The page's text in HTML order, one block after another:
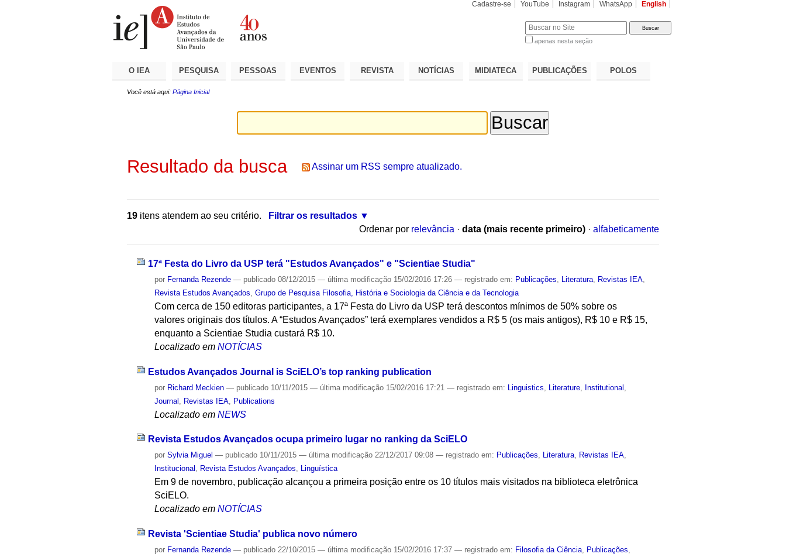
Cadastre-se YouTube Instagram WhatsApp English
apenas nesta seção
O IEA PESQUISA PESSOAS EVENTOS REVISTA NOTÍCIAS MIDIATECA PUBLICAÇÕES POLOS
Você está aqui: Página Inicial
Resultado da busca Assinar um RSS sempre atualizado.
19 itens atendem ao seu critério.
Filtrar os resultados
Ordenar por relevância · data (mais recente primeiro) · alfabeticamente
17ª Festa do Livro da USP terá "Estudos Avançados" e "Scientiae Studia"
por Fernanda Rezende — publicado 08/12/2015— última modificação 15/02/2016 17:26— registrado em: Publicações Literatura Revistas IEA
Revista Estudos Avançados ,Grupo de Pesquisa Filosofia, História e Sociologia da Ciência e da Tecnologia
Com cerca de 150 editoras participantes, a 17ª Festa do Livro da USP terá descontos mínimos de 50% sobre os
valores originais dos títulos. A “Estudos Avançados” terá exemplares vendidos a R$ 5 (os mais antigos), R$ 10 e R$ 15,
enquanto a Scientiae Studia custará R$ 10.
Localizado em NOTÍCIAS
Estudos Avançados Journal is SciELO’s top ranking publication
por Richard Meckien — publicado 10/11/2015— última modificação 15/02/2016 17:21— registrado em: Linguistics Literature Institutional
Journal
Revistas IEA Publications
Localizado em NEWS
Revista Estudos Avançados ocupa primeiro lugar no ranking da SciELO
porSylvia Miguel — publicado 10/11/2015— última modificação 22/12/2017 09:08— registrado em: Publicações, Literatura, Revistas IEA,
Institucional , Revista Estudos Avançados, Linguística
Em 9 de novembro, publicação alcançou a primeira posição entre os 10 títulos mais visitados na biblioteca eletrônica
SciELO.
Localizado em NOTÍCIAS
Revista 'Scientiae Studia' publica novo número
por Fernanda Rezende — publicado 22/10/2015— última modificação 15/02/2016 17:37— registrado em: Filosofia da Ciência, Publicações,